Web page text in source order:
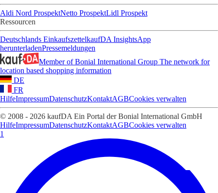
Aldi Nord ProspektNetto ProspektLidl Prospekt
Ressourcen
Deutschlands EinkaufszettelkaufDA InsightsApp
herunterladenPressemeldungen
Member of Bonial International Group The network for
location based shopping information
DE
FR
HilfeImpressumDatenschutzKontaktAGBCookies verwalten
© 2008 - 2026 kaufDA Ein Portal der Bonial International GmbH
HilfeImpressumDatenschutzKontaktAGBCookies verwalten
1